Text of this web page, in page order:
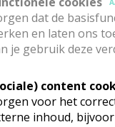
kerk vinden geen
de kerk, alsook een
dat de
en laten ons
je gebruik deze
content
voor het
inhoud,